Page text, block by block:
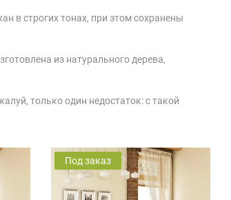
в строгих тонах, при этом сохранены
из натурального дерева,
только один недостаток: с такой
Под заказ